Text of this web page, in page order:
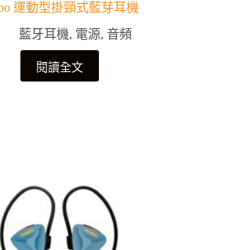
運動型掛頸式藍芽耳機
藍牙耳機, 電源, 音頻
閱讀全文